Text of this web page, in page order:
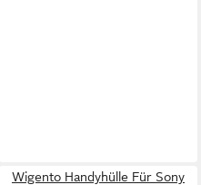
Wigento Handyhülle Für Sony